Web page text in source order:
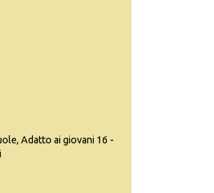
Adatto ai giovani 16 -